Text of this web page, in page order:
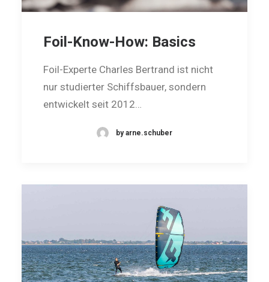
Foil-Know-How: Basics
Foil-Experte Charles Bertrand ist nicht
nur studierter Schiffsbauer, sondern
entwickelt seit 2012…
by arne.schuber